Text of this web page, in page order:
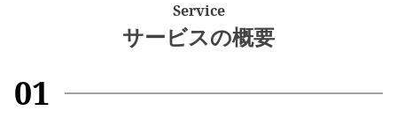
Service
サービスの概要
01